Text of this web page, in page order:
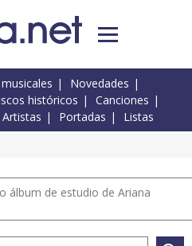
Novedades
históricos
Canciones
Artistas Portadas Listas
álbum de estudio de Ariana